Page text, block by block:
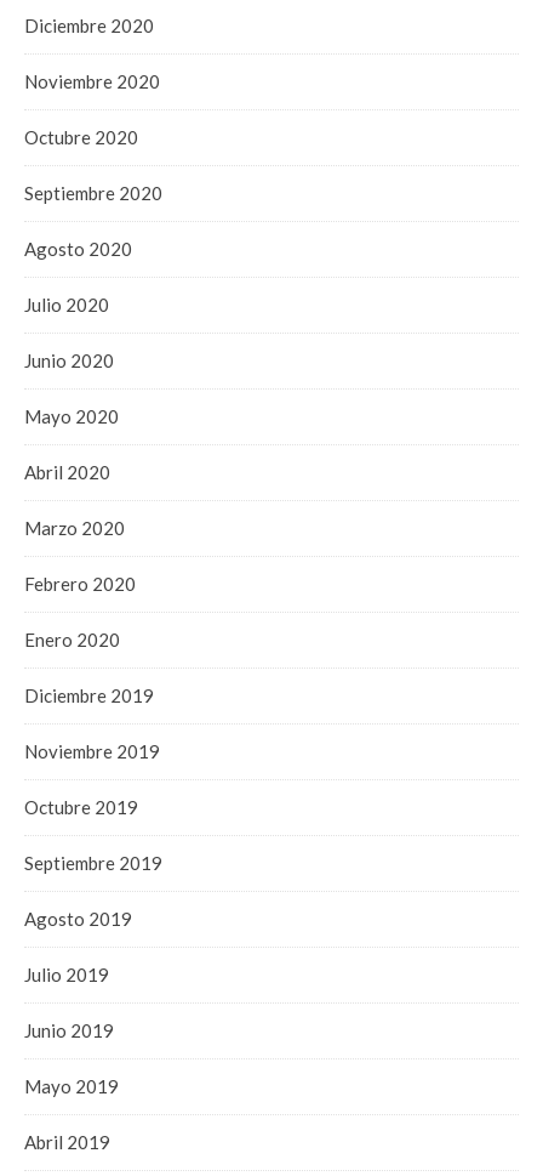
Diciembre 2020
Noviembre 2020
Octubre 2020
Septiembre 2020
Agosto 2020
Julio 2020
Junio 2020
Mayo 2020
Abril 2020
Marzo 2020
Febrero 2020
Enero 2020
Diciembre 2019
Noviembre 2019
Octubre 2019
Septiembre 2019
Agosto 2019
Julio 2019
Junio 2019
Mayo 2019
Abril 2019